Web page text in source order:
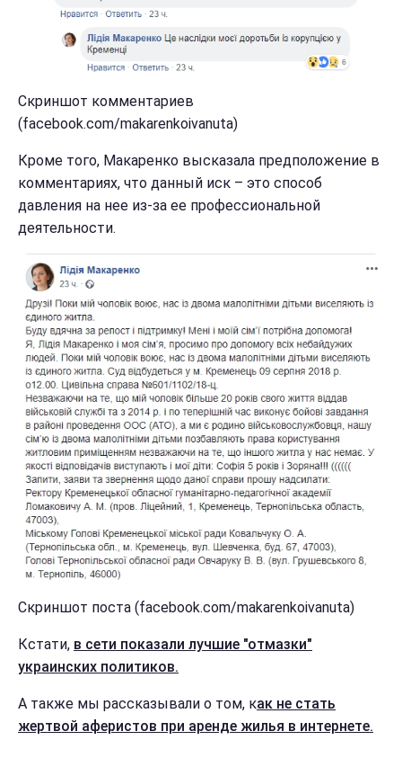
Скриншот комментариев
(facebook.com/makarenkoivanuta)
Кроме того, Макаренко высказала предположение в
комментариях, что данный иск – это способ
давления на нее из-за ее профессиональной
деятельности.
Скриншот поста (facebook.com/makarenkoivanuta)
Кстати, в сети показали лучшие "отмазки"
украинских политиков.
А также мы рассказывали о том, как не стать
жертвой аферистов при аренде жилья в интернете.